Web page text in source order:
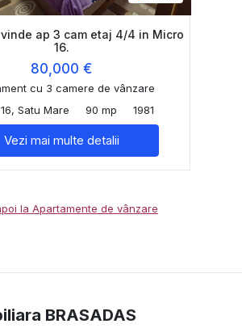
vinde ap 3 cam etaj 4/4 in Micro
16.
80,000 €
cu 3 camere de vânzare
Satu Mare
90 mp 1981
Vezi mai multe detalii
la Apartamente de vânzare
BRASADAS